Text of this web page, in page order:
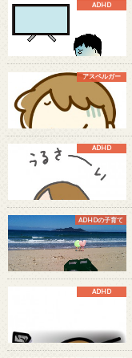
ADHD
アスペルガー
ADHD
ADHDの子育て
ADHD